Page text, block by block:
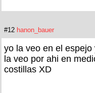
#12 hanon_bauer
yo la veo en el
la veo por ahi en
costillas XD